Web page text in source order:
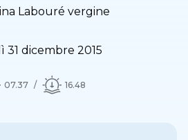
Labouré vergine
31 dicembre 2015
07.37 16.48